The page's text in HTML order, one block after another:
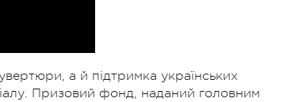
а й підтримка українських
Призовий фонд, наданий головним